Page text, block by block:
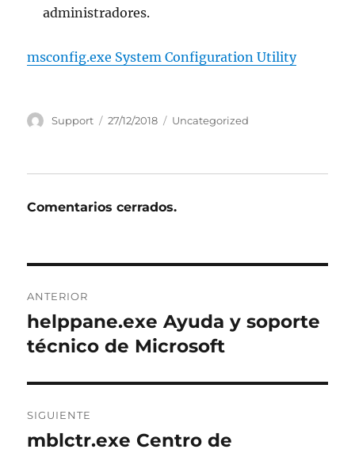
administradores.
msconfig.exe System Configuration Utility
Autor
Support
Publicado
27/12/2018 Categorías
Uncategorized
Comentarios cerrados.
de
entradas
ANTERIOR
Entrada
anterior:
helppane.exe Ayuda y soporte
técnico de Microsoft
SIGUIENTE
Entrada
mblctr.exe Centro de